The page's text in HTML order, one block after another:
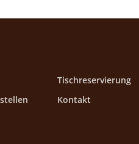
Tischreservierung
Kontakt